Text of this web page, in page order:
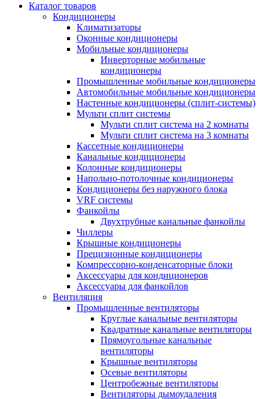
Каталог товаров
Кондиционеры
Климатизаторы
Оконные кондиционеры
Мобильные кондиционеры
Инверторные мобильные
кондиционеры
Промышленные мобильные кондиционеры
Автомобильные мобильные кондиционеры
Настенные кондиционеры (сплит-системы)
Мульти сплит системы
Мульти сплит система на 2 комнаты
Мульти сплит система на 3 комнаты
Кассетные кондиционеры
Канальные кондиционеры
Колонные кондиционеры
Напольно-потолочные кондиционеры
Кондиционеры без наружного блока
VRF системы
Фанкойлы
Двухтрубные канальные фанкойлы
Чиллеры
Крышные кондиционеры
Прецизионные кондиционеры
Компрессорно-конденсаторные блоки
Аксессуары для кондиционеров
Аксессуары для фанкойлов
Вентиляция
Промышленные вентиляторы
Круглые канальные вентиляторы
Квадратные канальные вентиляторы
Прямоугольные канальные
вентиляторы
Крышные вентиляторы
Осевые вентиляторы
Центробежные вентиляторы
Вентиляторы дымоудаления